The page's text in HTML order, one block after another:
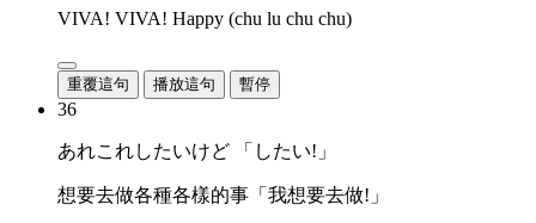
VIVA! VIVA! Happy (chu lu chu chu)
重覆這句 播放這句 暫停
36
あれこれしたいけど 「したい!」
想要去做各種各樣的事「我想要去做!」